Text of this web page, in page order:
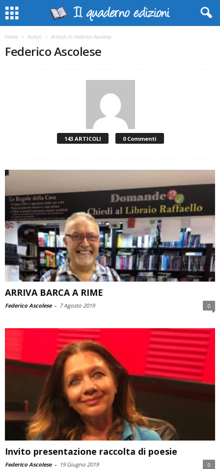
Home Autori Articoli di Federico Ascolese
Federico Ascolese
143 ARTICOLI 0 Commenti
ARRIVA BARCA A RIME
Federico Ascolese - 7 Agosto 2019 0
Invito presentazione raccolta di poesie
Federico Ascolese - 19 Giugno 2019 0